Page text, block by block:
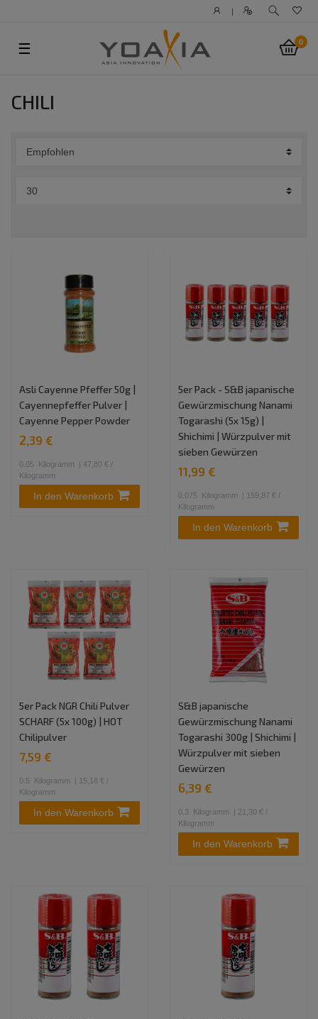
|
0
☰
CHILI
Asli Cayenne Pfeffer 50g |
Cayennepfeffer Pulver |
Cayenne Pepper Powder
2,39 €
0.05 Kilogramm
| 47,80 € /
Kilogramm
In den Warenkorb
5er Pack - S&B japanische
Gewürzmischung Nanami
Togarashi (5x 15g) |
Shichimi | Würzpulver mit
sieben Gewürzen
11,99 €
0.075 Kilogramm
| 159,87 € /
Kilogramm
In den Warenkorb
5er Pack NGR Chili Pulver
SCHARF (5x 100g) | HOT
Chilipulver
7,59 €
0.5 Kilogramm
| 15,18 € /
Kilogramm
In den Warenkorb
S&B japanische
Gewürzmischung Nanami
Togarashi 300g | Shichimi |
Würzpulver mit sieben
Gewürzen
6,39 €
0.3 Kilogramm
| 21,30 € /
Kilogramm
In den Warenkorb